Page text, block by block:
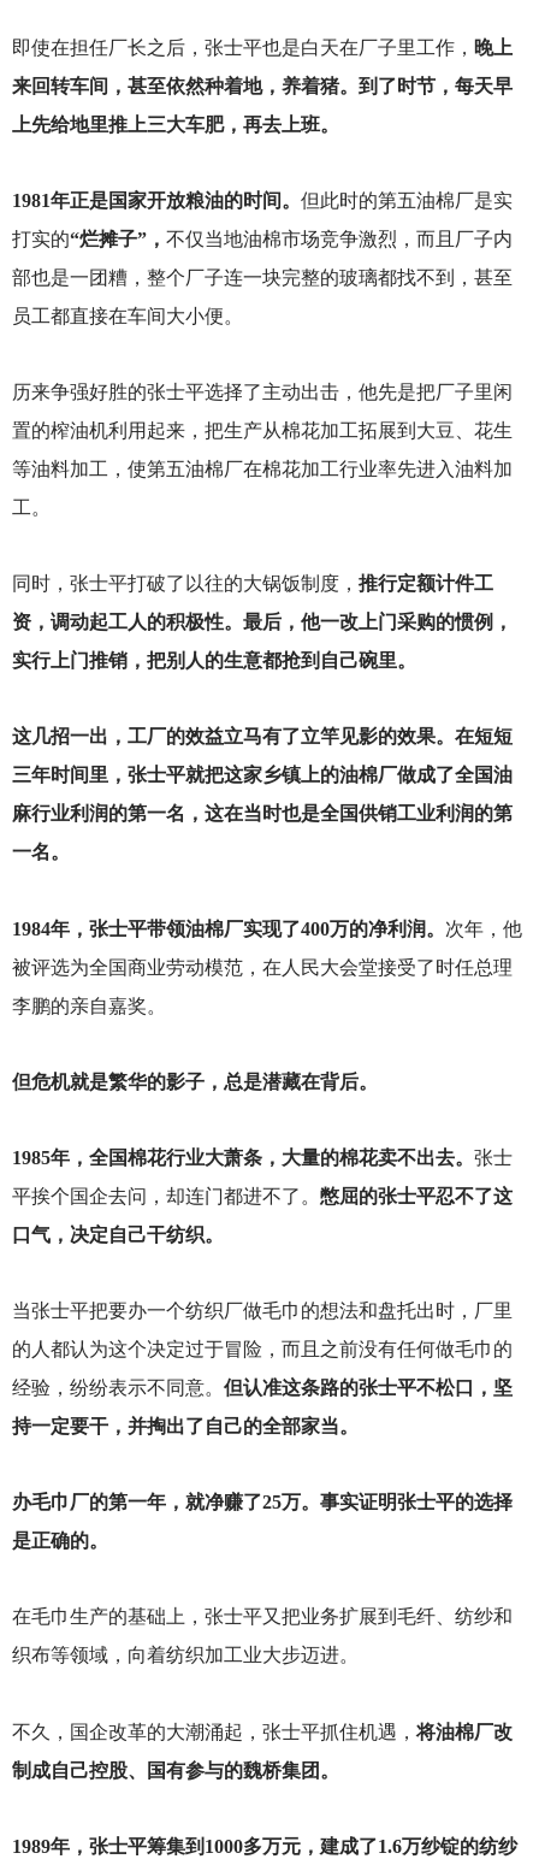
即使在担任厂长之后，张士平也是白天在厂子里工作， 晚上
来回转车间，甚至依然种着地，养着猪。到了时节，每天早
上先给地里推上三大车肥，再去上班。
1981年正是国家开放粮油的时间。 但此时的第五油棉厂是实
打实的“烂摊子”， 不仅当地油棉市场竞争激烈，而且厂子内
部也是一团糟，整个厂子连一块完整的玻璃都找不到，甚至
员工都直接在车间大小便。
历来争强好胜的张士平选择了主动出击，他先是把厂子里闲
置的榨油机利用起来，把生产从棉花加工拓展到大豆、花生
等油料加工，使第五油棉厂在棉花加工行业率先进入油料加
工。
同时，张士平打破了以往的大锅饭制度， 推行定额计件工
资，调动起工人的积极性。最后，他一改上门采购的惯例，
实行上门推销，把别人的生意都抢到自己碗里。
这几招一出，工厂的效益立马有了立竿见影的效果。在短短
三年时间里，张士平就把这家乡镇上的油棉厂做成了全国油
麻行业利润的第一名，这在当时也是全国供销工业利润的第
一名。
1984年，张士平带领油棉厂实现了400万的净利润。 次年，他
被评选为全国商业劳动模范，在人民大会堂接受了时任总理
李鹏的亲自嘉奖。
但危机就是繁华的影子，总是潜藏在背后。
1985年，全国棉花行业大萧条，大量的棉花卖不出去。 张士
平挨个国企去问，却连门都进不了。 憋屈的张士平忍不了这
口气，决定自己干纺织。
当张士平把要办一个纺织厂做毛巾的想法和盘托出时，厂里
的人都认为这个决定过于冒险，而且之前没有任何做毛巾的
经验，纷纷表示不同意。 但认准这条路的张士平不松口，坚
持一定要干，并掏出了自己的全部家当。
办毛巾厂的第一年，就净赚了25万。事实证明张士平的选择
是正确的。
在毛巾生产的基础上，张士平又把业务扩展到毛纤、纺纱和
织布等领域，向着纺织加工业大步迈进。
不久，国企改革的大潮涌起，张士平抓住机遇，将油棉厂改
制成自己控股、国有参与的魏桥集团。
1989年，张士平筹集到1000多万元，建成了1.6万纱锭的纺纱